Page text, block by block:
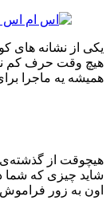
یکی از نشانه های
هیچ وقت حرف کم
همیشه یه ماجرا
هیچوقت از گذشته‌ی
شاید چیزی که شما
اون به زور